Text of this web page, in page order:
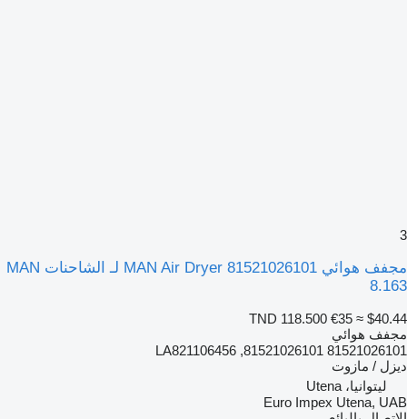
3
مجفف هوائي MAN Air Dryer 81521026101 لـ الشاحنات MAN
8.163
TND 118.500 €35 ≈ $40.44
مجفف هوائي
81521026101 81521026101, LA821106456
ديزل / مازوت
ليتوانيا، Utena
Euro Impex Utena, UAB